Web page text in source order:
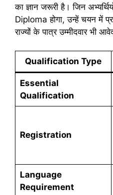
का ज्ञान जरूरी है। जिन
Diploma होगा, उन्हें चयन में
राज्यों के पात्र उम्मीदवार भी
Qualification Type
Essential
Qualification
Registration
Language
Requirement